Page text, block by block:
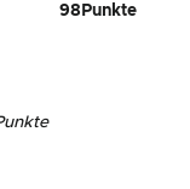
98 Punkte